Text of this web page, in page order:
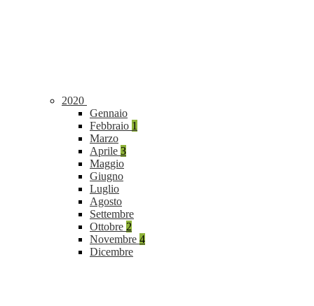
2020
Gennaio
Febbraio 1
Marzo
Aprile 3
Maggio
Giugno
Luglio
Agosto
Settembre
Ottobre 2
Novembre 4
Dicembre